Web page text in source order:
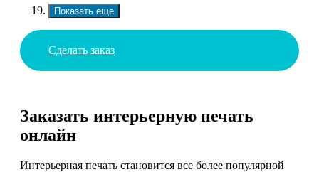
Показать еще
Сделать заказ
Заказать интерьерную печать
онлайн
Интерьерная печать становится все более популярной